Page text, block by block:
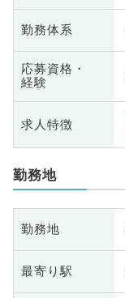
勤務体系
応募資格・
経験
求人特徴
勤務地
勤務地
最寄り駅